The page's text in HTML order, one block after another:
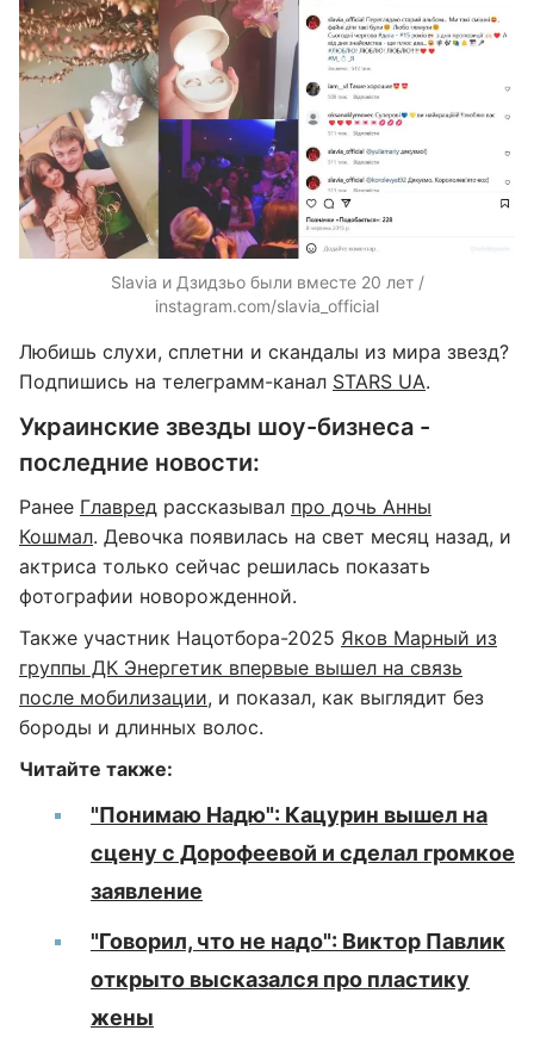
Slavia и Дзидзьо были вместе 20 лет /
instagram.com/slavia_official
Любишь слухи, сплетни и скандалы из мира звезд?
Подпишись на телеграмм-канал STARS UA.
Украинские звезды шоу-бизнеса -
последние новости:
Ранее Главред рассказывал про дочь Анны
Кошмал. Девочка появилась на свет месяц назад, и
актриса только сейчас решилась показать
фотографии новорожденной.
Также участник Нацотбора-2025 Яков Марный из
группы ДК Энергетик впервые вышел на связь
после мобилизации, и показал, как выглядит без
бороды и длинных волос.
Читайте также:
"Понимаю Надю": Кацурин вышел на
сцену с Дорофеевой и сделал громкое
заявление
"Говорил, что не надо": Виктор Павлик
открыто высказался про пластику
жены